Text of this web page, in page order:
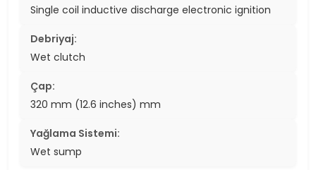
Single coil inductive discharge electronic ignition
Debriyaj:
Wet clutch
Çap:
320 mm (12.6 inches) mm
Yağlama Sistemi:
Wet sump